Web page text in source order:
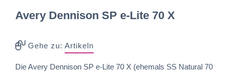
Avery Dennison SP e-Lite 70 X
Gehe zu: Artikeln
Die Avery Dennison SP e-Lite 70 X (ehemals SS Natural 70